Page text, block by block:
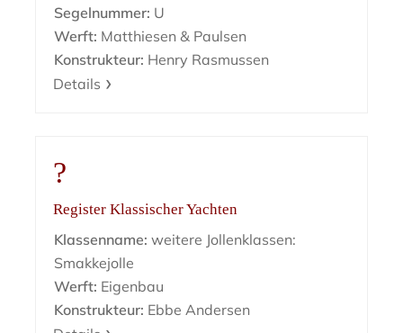
Segelnummer: U
Werft: Matthiesen & Paulsen
Konstrukteur: Henry Rasmussen
Details
?
Register Klassischer Yachten
Klassenname: weitere Jollenklassen:
Smakkejolle
Werft: Eigenbau
Konstrukteur: Ebbe Andersen